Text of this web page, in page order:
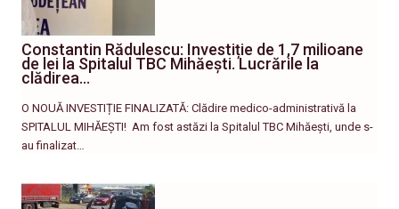
Constantin Rădulescu: Investiție de 1,7 milioane
de lei la Spitalul TBC Mihăești. Lucrările la
clădirea…
O NOUĂ INVESTIȚIE FINALIZATĂ: Clădire medico-administrativă la
SPITALUL MIHĂEȘTI! ​ Am fost astăzi la Spitalul TBC Mihăești, unde s-
au finalizat…